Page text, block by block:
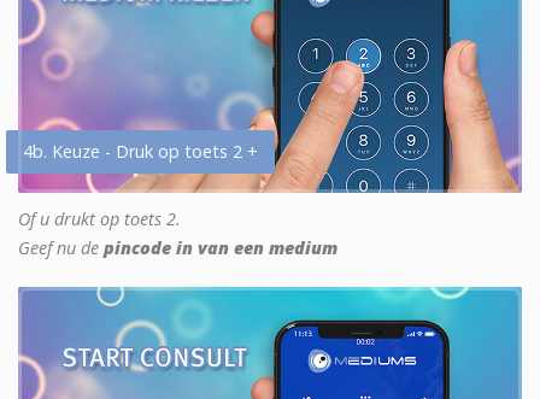
4b. Keuze - Druk op toets 2 +
Of u drukt op toets 2.
Geef nu de pincode in van een medium